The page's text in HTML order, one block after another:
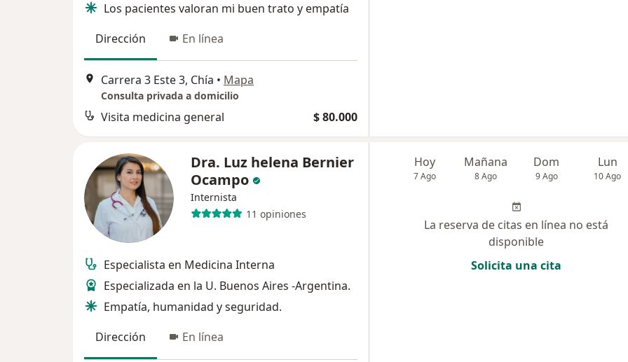
Los pacientes valoran mi buen trato y empatía
Dirección
En línea
Carrera 3 Este 3, Chía • Mapa
Consulta privada a domicilio
Visita medicina general $ 80.000
Dra. Luz helena Bernier
Ocampo
Internista
11 opiniones
Especialista en Medicina Interna
Especializada en la U. Buenos Aires -Argentina.
Empatía, humanidad y seguridad.
Dirección
En línea
Hoy
7 Ago
Mañana
8 Ago
Dom
9 Ago
Lun
10 Ago
La reserva de citas en línea no está
disponible
Solicita una cita